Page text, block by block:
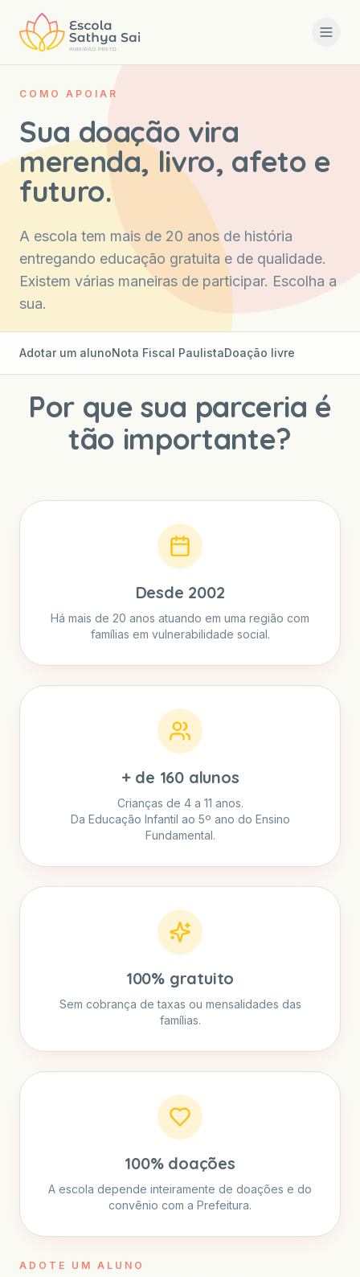
COMO APOIAR
Sua doação vira
merenda, livro, afeto e
futuro.
A escola tem mais de 20 anos de história
entregando educação gratuita e de qualidade.
Existem várias maneiras de participar. Escolha a
sua.
Adotar um alunoNota Fiscal PaulistaDoação livre
Por que sua parceria é
tão importante?
Desde 2002
Há mais de 20 anos atuando em uma região com
famílias em vulnerabilidade social.
+ de 160 alunos
Crianças de 4 a 11 anos.
Da Educação Infantil ao 5º ano do Ensino
Fundamental.
100% gratuito
Sem cobrança de taxas ou mensalidades das
famílias.
100% doações
A escola depende inteiramente de doações e do
convênio com a Prefeitura.
ADOTE UM ALUNO